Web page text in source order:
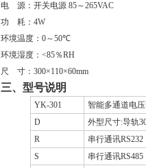
电
源：开关电源 85～265VAC
功
耗： 4W
环境温度： 0～50℃
环境湿度： <85％RH
尺
寸： 300×110×60mm
三、型号说明
YK-301
智能多通道电
D
外型尺寸:导轨
R
串行通讯RS232
S
串行通讯RS485